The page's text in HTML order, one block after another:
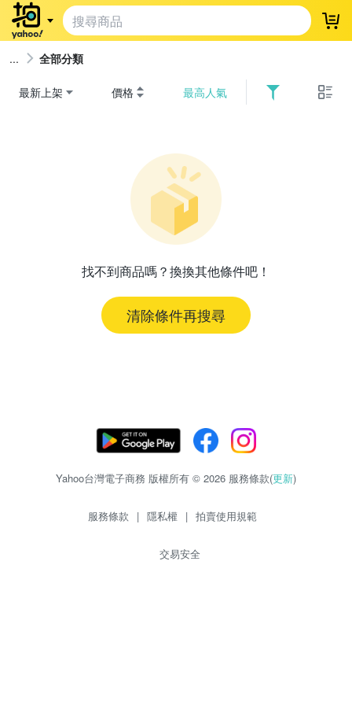
登
全部分類
最新上架 價格 最高人氣
找不到商品嗎？換換其他條件吧！
清除條件再搜尋
Yahoo台灣電子商務 版權所有 © 2026 服務條款(更新)
服務條款 | 隱私權 | 拍賣使用規範
交易安全